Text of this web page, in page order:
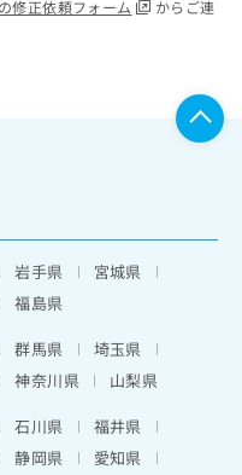
修正依頼フォーム
からご連
岩手県
宮城県
福島県
群馬県
埼玉県
神奈川県
山梨県
石川県
福井県
静岡県
愛知県